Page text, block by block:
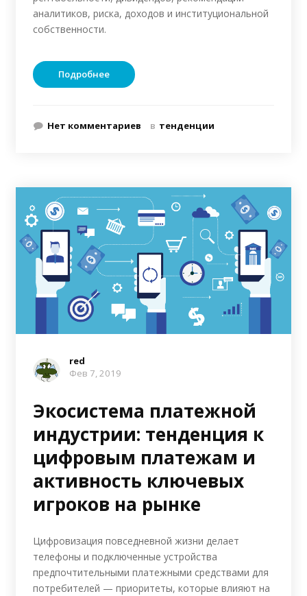
аналитиков, риска, доходов и институциональной
собственности.
Подробнее
Нет комментариев в тенденции
red
Фев 7, 2019
Экосистема платежной
индустрии: тенденция к
цифровым платежам и
активность ключевых
игроков на рынке
Цифровизация повседневной жизни делает
телефоны и подключенные устройства
предпочтительными платежными средствами для
потребителей — приоритеты, которые влияют на